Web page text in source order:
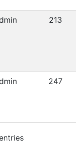
213
247